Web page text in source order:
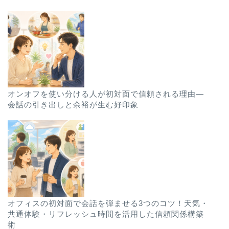
オンオフを使い分ける人が初対面で信頼される理由—
会話の引き出しと余裕が生む好印象
オフィスの初対面で会話を弾ませる3つのコツ！天気・
共通体験・リフレッシュ時間を活用した信頼関係構築
術